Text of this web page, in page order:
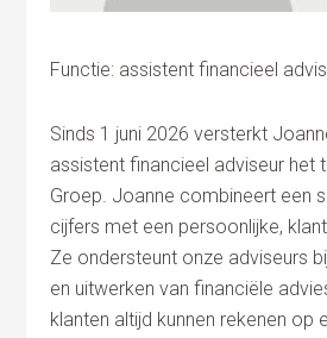
Functie: assistent financieel
Sinds 1 juni 2026 versterkt
assistent financieel adviseur het
Groep. Joanne combineert een
cijfers met een persoonlijke,
Ze ondersteunt onze adviseurs
en uitwerken van financiële
klanten altijd kunnen rekenen op